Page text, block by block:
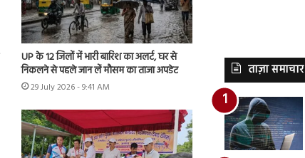
UP के 12 जिलों में भारी बारिश का अलर्ट, घर से
निकलने से पहले जान लें मौसम का ताजा अपडेट
29 July 2026 - 9:41 AM
ताज़ा समाचार